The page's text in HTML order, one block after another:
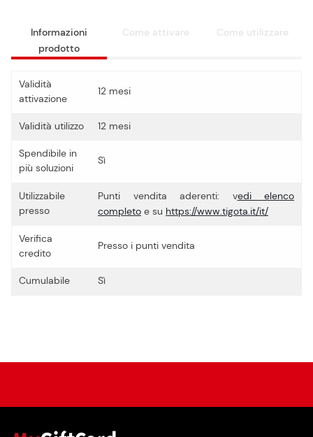
Informazioni
prodotto
Come attivare Come utilizzare
Validità
attivazione
12 mesi
Validità utilizzo 12 mesi
Spendibile in
più soluzioni
Sì
Utilizzabile
presso
Punti vendita aderenti: vedi elenco
completo e su https://www.tigota.it/it/
Verifica
credito
Presso i punti vendita
Cumulabile Sì